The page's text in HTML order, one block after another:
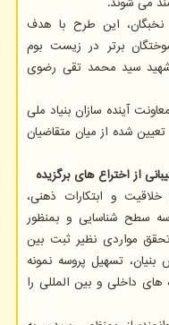
نخبگان، این طرح با هدف
برتر در زیست بوم
شهید سید محمد تقی رضوی
آینده سازان بنیاد ملی
شده از میان متقاضیان
از اختراع های برگزیده
و ابتکارات ذهنی،
سطح شناسایی و بمنظور
تحقق مواردی نظیر ثبت بین
تسهیل پروسه نمونه
داخلی و بین المللی را